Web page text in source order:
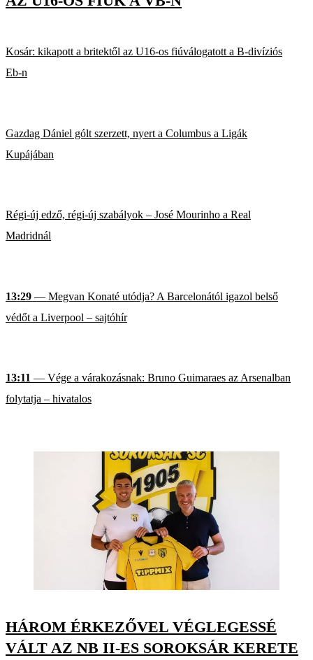
Kosár: kikapott a britektől az U16-os fiúválogatott a B-divíziós
Eb-n
Gazdag Dániel gólt szerzett, nyert a Columbus a Ligák
Kupájában
Régi-új edző, régi-új szabályok – José Mourinho a Real
Madridnál
13:29 — Megvan Konaté utódja? A Barcelonától igazol belső
védőt a Liverpool – sajtóhír
13:11 — Vége a várakozásnak: Bruno Guimaraes az Arsenalban
folytatja – hivatalos
HÁROM ÉRKEZŐVEL VÉGLEGESSÉ
VÁLT AZ NB II-ES SOROKSÁR KERETE